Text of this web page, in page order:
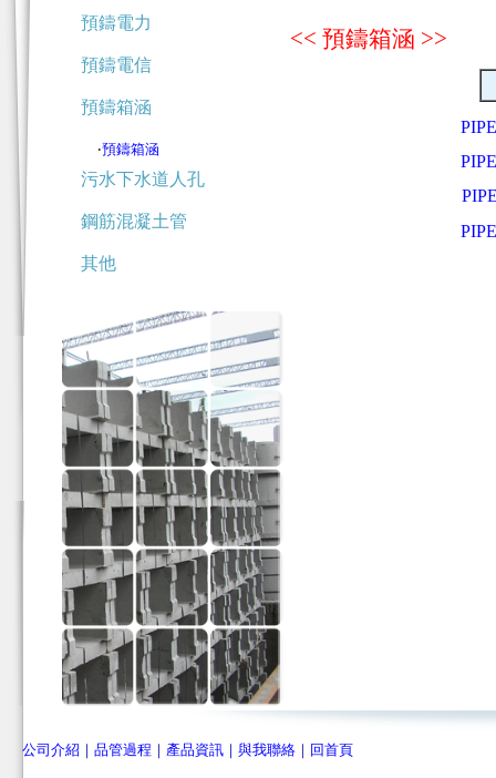
預鑄電力
預鑄電信
預鑄箱涵
‧預鑄箱涵
污水下水道人孔
鋼筋混凝土管
其他
<< 預鑄箱涵 >>
公司介紹 ｜ 品管過程 ｜ 產品資訊 ｜ 與我聯絡 ｜ 回首頁